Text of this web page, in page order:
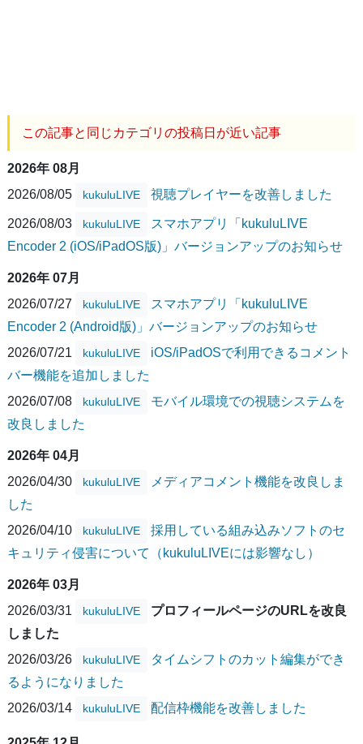
この記事と同じカテゴリの投稿日が近い記事
2026年 08月
2026/08/05
kukuluLIVE 視聴プレイヤーを改善しました
2026/08/03 kukuluLIVE
スマホアプリ「kukuluLIVE
Encoder 2 (iOS/iPadOS版)」バージョンアップのお知らせ
2026年 07月
2026/07/27
kukuluLIVE
スマホアプリ「kukuluLIVE
Encoder 2 (Android版)」バージョンアップのお知らせ
2026/07/21
kukuluLIVE
iOS/iPadOSで利用できるコメント
バー機能を追加しました
2026/07/08
kukuluLIVE
モバイル環境での視聴システムを
改良しました
2026年 04月
2026/04/30
kukuluLIVE
メディアコメント機能を改良しま
した
2026/04/10
kukuluLIVE
採用している組み込みソフトのセ
キュリティ侵害について（kukuluLIVEには影響なし）
2026年 03月
2026/03/31
kukuluLIVE
プロフィールページのURLを改良
しました
2026/03/26
kukuluLIVE
タイムシフトのカット編集ができ
るようになりました
2026/03/14
kukuluLIVE 配信枠機能を改善しました